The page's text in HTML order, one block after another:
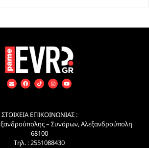
ΣΤΟΙΧΕΙΑ ΕΠΙΚΟΙΝΩΝΙΑΣ :
– Συνόρων, Αλεξανδρούπολη
68100
Τηλ. : 2551088430